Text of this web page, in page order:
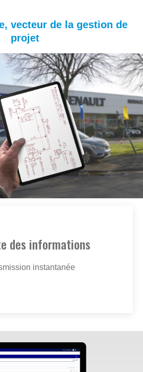
vecteur de la gestion de
projet
des informations
instantanée